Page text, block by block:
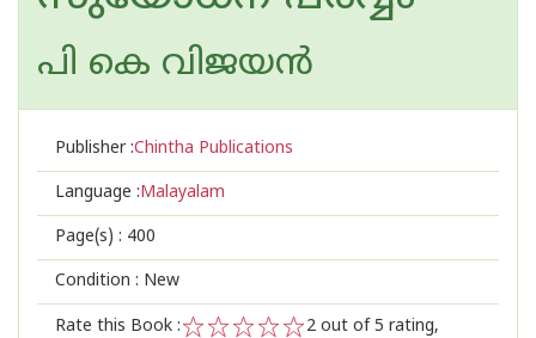
പി കെ വിജയന്‍
Publisher :Chintha Publications
Language :Malayalam
Page(s) : 400
Condition : New
Rate this Book :
2 out of 5 rating,